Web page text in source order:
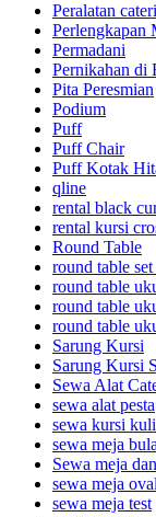
Peralatan
Perlengkapan
Permadani
Pernikahan di
Pita Peresmian
Podium
Puff
Puff Chair
Puff Kotak
qline
rental black
rental kursi
Round Table
round table
round table
round table
round table
Sarung Kursi
Sarung Kursi
Sewa Alat
sewa alat pesta
sewa kursi
sewa meja
Sewa meja
sewa meja
sewa meja test